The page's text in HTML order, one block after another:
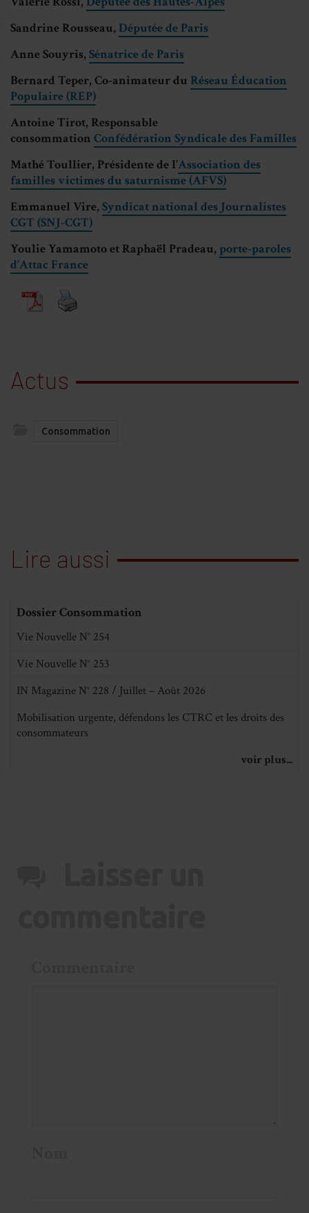
Sandrine Rousseau, Députée de Paris
Anne Souyris, Sénatrice de Paris
Bernard Teper, Co-animateur du Réseau Éducation
Populaire (REP)
Antoine Tirot, Responsable
consommation Confédération Syndicale des Familles
Mathé Toullier, Présidente de l’Association des
familles victimes du saturnisme (AFVS)
Emmanuel Vire, Syndicat national des Journalistes
CGT (SNJ-CGT)
Youlie Yamamoto et Raphaël Pradeau, porte-paroles
d’Attac France
Actus
Consommation
Lire aussi
Dossier Consommation
Vie Nouvelle N° 254
Vie Nouvelle N° 253
IN Magazine N° 228 / Juillet – Août 2026
Mobilisation urgente, défendons les CTRC et les droits des
consommateurs
voir plus...